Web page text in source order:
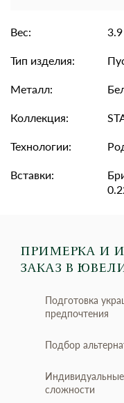
Вес:
3.9
Тип изделия:
Металл:
Коллекция:
Технологии:
Вставки:
ПРИМЕРКА И
ЗАКАЗ В
Подготовка
предпочтения
Подбор
сложности